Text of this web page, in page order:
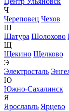
Ч
Череповец Чехов
Ш
Шатура Шолохово
Щ
Щекино Щелково
Э
Электросталь
Ю
Южно-Сахалинск
Я
Ярославль Ярцево